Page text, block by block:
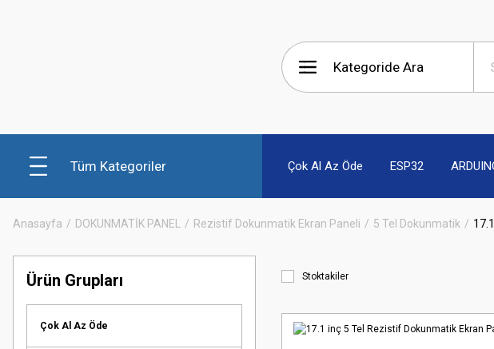
Tüm Kategoriler Çok Al Az Öde ESP32
Anasayfa DOKUNMATİK PANEL Rezistif Dokunmatik Ekran Paneli 5 Tel Dokunmatik
Ürün Grupları
Çok Al Az Öde
Stoktakiler